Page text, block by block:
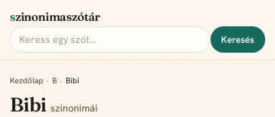
szinonimaszótár
Keresés
Kezdőlap › B › Bibi
Bibi szinonimái